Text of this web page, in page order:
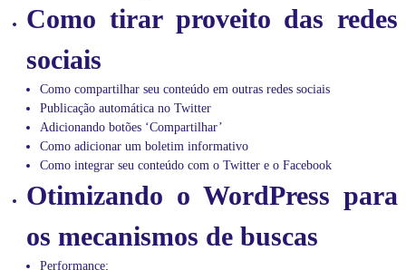
Como tirar proveito das redes
sociais
Como compartilhar seu conteúdo em outras redes sociais
Publicação automática no Twitter
Adicionando botões ‘Compartilhar’
Como adicionar um boletim informativo
Como integrar seu conteúdo com o Twitter e o Facebook
Otimizando o WordPress para
os mecanismos de buscas
Performance;